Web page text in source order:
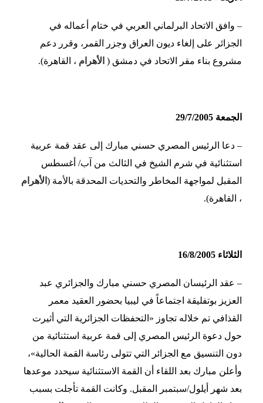
– وافق الاتحاد البرلماني العربي في ختام أعماله في
الجزائر على إلغاء ديون العراق وجزر القمر، وقرر دعم
مشروع بناء مقر الاتحاد في دمشق ( الأهرام ، القاهرة).
الجمعة 29/7/2005
– دعا الرئيس المصري حسني مبارك إلى عقد قمة عربية
استثنائية في شرم الشيخ في الثالث من آب/ أغسطس
المقبل لمواجهة المخاطر والتحديات المحدقة بالأمة ( الأهرام
، القاهرة).
الثلاثاء 16/8/2005
– عقد الرئيسان المصري حسني مبارك والجزائري عبد
العزيز بوتفليقة اجتماعاً في ليبيا بحضور العقيد معمر
القذافي تم خلاله تجاوز «التحفظات الجزائرية التي أثيرت
حول دعوة الرئيس المصري إلى قمة عربية استثنائية من
دون التنسيق مع الجزائر التي تتولى رئاسة القمة الحالية»،
وأعلن مبارك بعد اللقاء أن القمة الاستثنائية سيحدد موعدها
بعد شهر أيلول/سبتمبر المقبل. وكانت القمة تأجلت بسبب